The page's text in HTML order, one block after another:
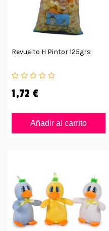
Revuelto H Pintor 125grs
1,72 €
Añadir al carrito